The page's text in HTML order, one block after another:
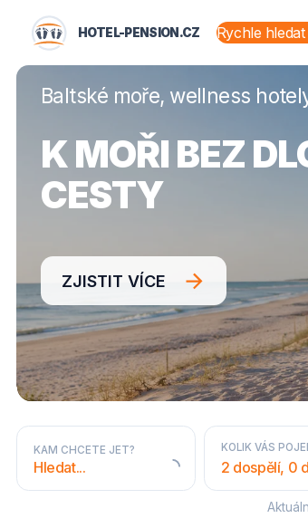
HOTEL-PENSION.CZ
HOTEL-
Baltské moře, wellness
K MOŘI BEZ
CESTY
ZJISTIT VÍCE
KAM CHCETE JET? KOLIK VÁS
2 dospělí, 0